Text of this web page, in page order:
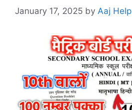
January 17, 2025 by Aaj Help